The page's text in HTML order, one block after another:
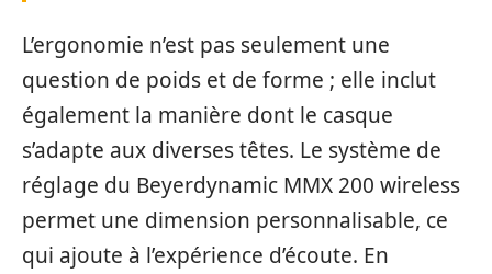
L’ergonomie n’est pas seulement une
question de poids et de forme ; elle inclut
également la manière dont le casque
s’adapte aux diverses têtes. Le système de
réglage du Beyerdynamic MMX 200 wireless
permet une dimension personnalisable, ce
qui ajoute à l’expérience d’écoute. En